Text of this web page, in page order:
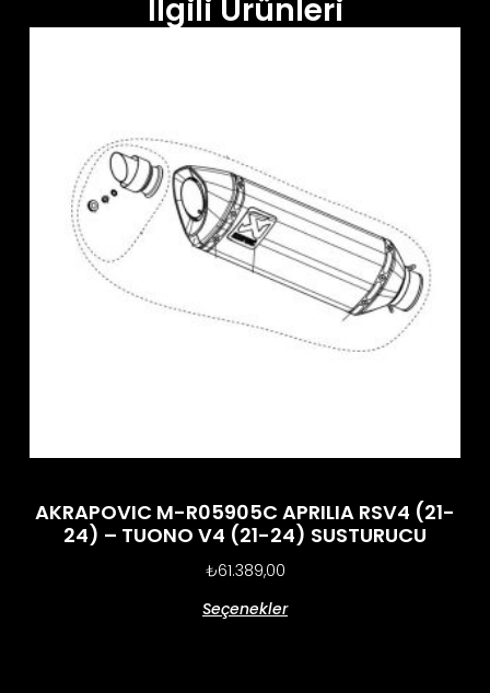
İlgili Ürünleri
AKRAPOVIC M-R05905C APRILIA RSV4 (21-
24) – TUONO V4 (21-24) SUSTURUCU
₺61.389,00
Seçenekler